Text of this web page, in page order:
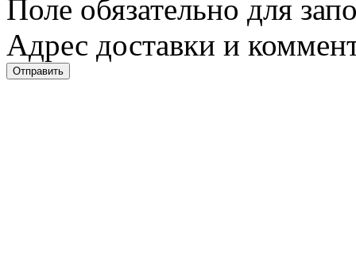
Поле обязательно для
Адрес доставки и